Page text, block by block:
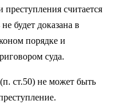
считается
будет доказана в
порядке и
суда.
ст.50) не может быть